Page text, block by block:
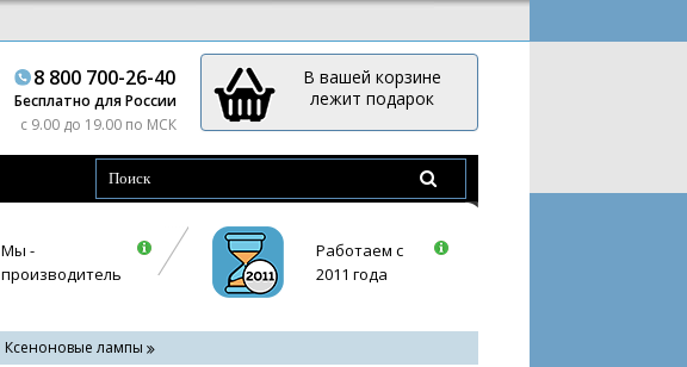
8 800 700-26-40
Бесплатно для России
c 9.00 до 19.00 по МСК
В вашей корзине
лежит подарок
Мы -
производитель
Работаем с
2011 года
Ксеноновые лампы